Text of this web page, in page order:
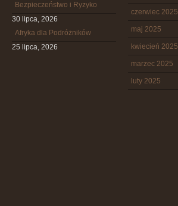
Bezpieczeństwo i Ryzyko
30 lipca, 2026
Afryka dla Podróżników
25 lipca, 2026
czerwiec 2025
maj 2025
kwiecień 2025
marzec 2025
luty 2025